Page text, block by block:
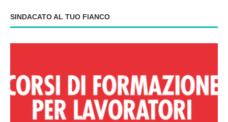
SINDACATO AL TUO FIANCO